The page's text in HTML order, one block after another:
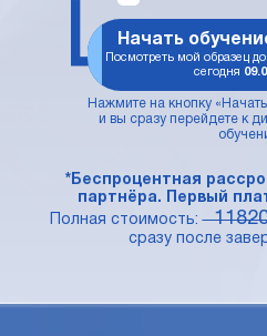
Начать
Посмотреть мой образец
сегодня
Нажмите на кнопку
и вы сразу перейдете к
*Беспроцентная
партнёра. Первый
Полная стоимость:
сразу после